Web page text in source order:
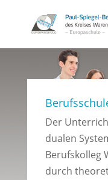
Der
dualen
Berufskolleg
durch